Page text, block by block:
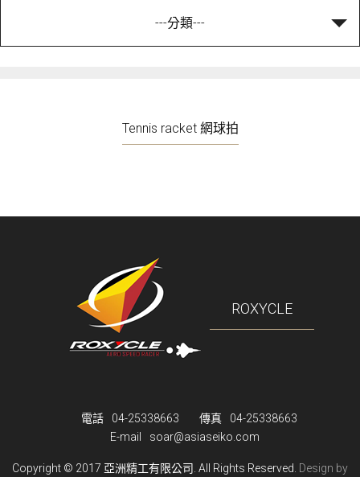
---分類---
IRONMAN 鐵人競賽專用車
WHELL SET 輪組
WHEEL SET ROAD 輪組 公路車
BREAK HOLDER 煞車靴
把手/手把帶/把手尾塞
HANDBAR/STEAM/PLUG 把手/龍頭/尾塞
BREAK PAD 煞車皮
Tennis racket 網球拍
ROXYCLE
電話 04-25338663 傳真
04-25338663
E-mail
soar@asiaseiko.com
Copyright © 2017 亞洲精工有限公司. All Rights Reserved. Design by